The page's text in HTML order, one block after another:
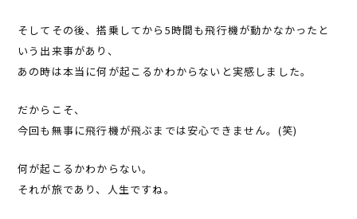
そしてその後、搭乗してから5時間も飛行機が動かなかったと
いう出来事があり、
あの時は本当に何が起こるかわからないと実感しました。
だからこそ、
今回も無事に飛行機が飛ぶまでは安心できません。(笑)
何が起こるかわからない。
それが旅であり、人生ですね。